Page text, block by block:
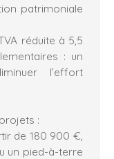
patrimoniale
réduite à 5,5
: un
l’effort
:
de 180 900 €,
un pied-à-terre